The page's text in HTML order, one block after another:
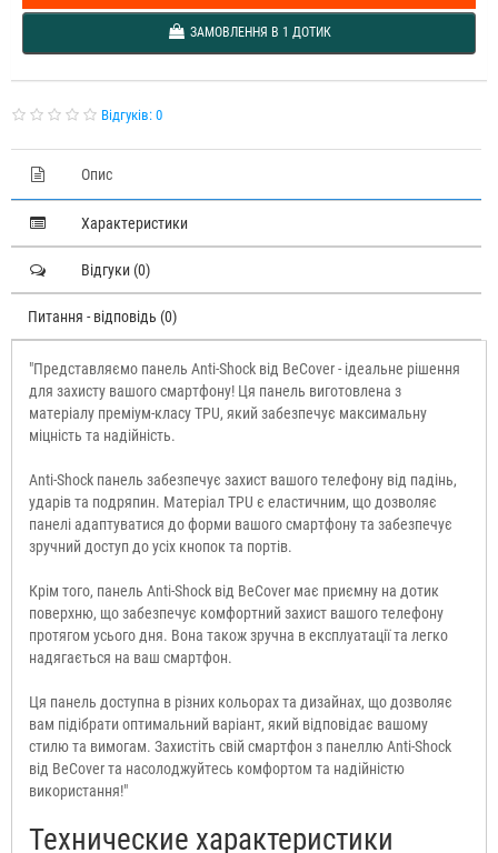
ЗАМОВЛЕННЯ В 1 ДОТИК
Відгуків: 0
Опис
Характеристики
Відгуки (0)
Питання - відповідь (0)
"Представляємо панель Anti-Shock від BeCover - ідеальне рішення
для захисту вашого смартфону! Ця панель виготовлена з
матеріалу преміум-класу TPU, який забезпечує максимальну
міцність та надійність.
Anti-Shock панель забезпечує захист вашого телефону від падінь,
ударів та подряпин. Матеріал TPU є еластичним, що дозволяє
панелі адаптуватися до форми вашого смартфону та забезпечує
зручний доступ до усіх кнопок та портів.
Крім того, панель Anti-Shock від BeCover має приємну на дотик
поверхню, що забезпечує комфортний захист вашого телефону
протягом усього дня. Вона також зручна в експлуатації та легко
надягається на ваш смартфон.
Ця панель доступна в різних кольорах та дизайнах, що дозволяє
вам підібрати оптимальний варіант, який відповідає вашому
стилю та вимогам. Захистіть свій смартфон з панеллю Anti-Shock
від BeCover та насолоджуйтесь комфортом та надійністю
використання!"
Технические характеристики